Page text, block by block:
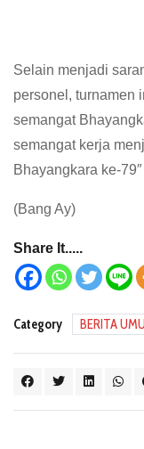
Selain menjadi
personel, turnamen
semangat
semangat kerja
Bhayangkara ke-
(Bang Ay)
Share It.....
Category BERITA